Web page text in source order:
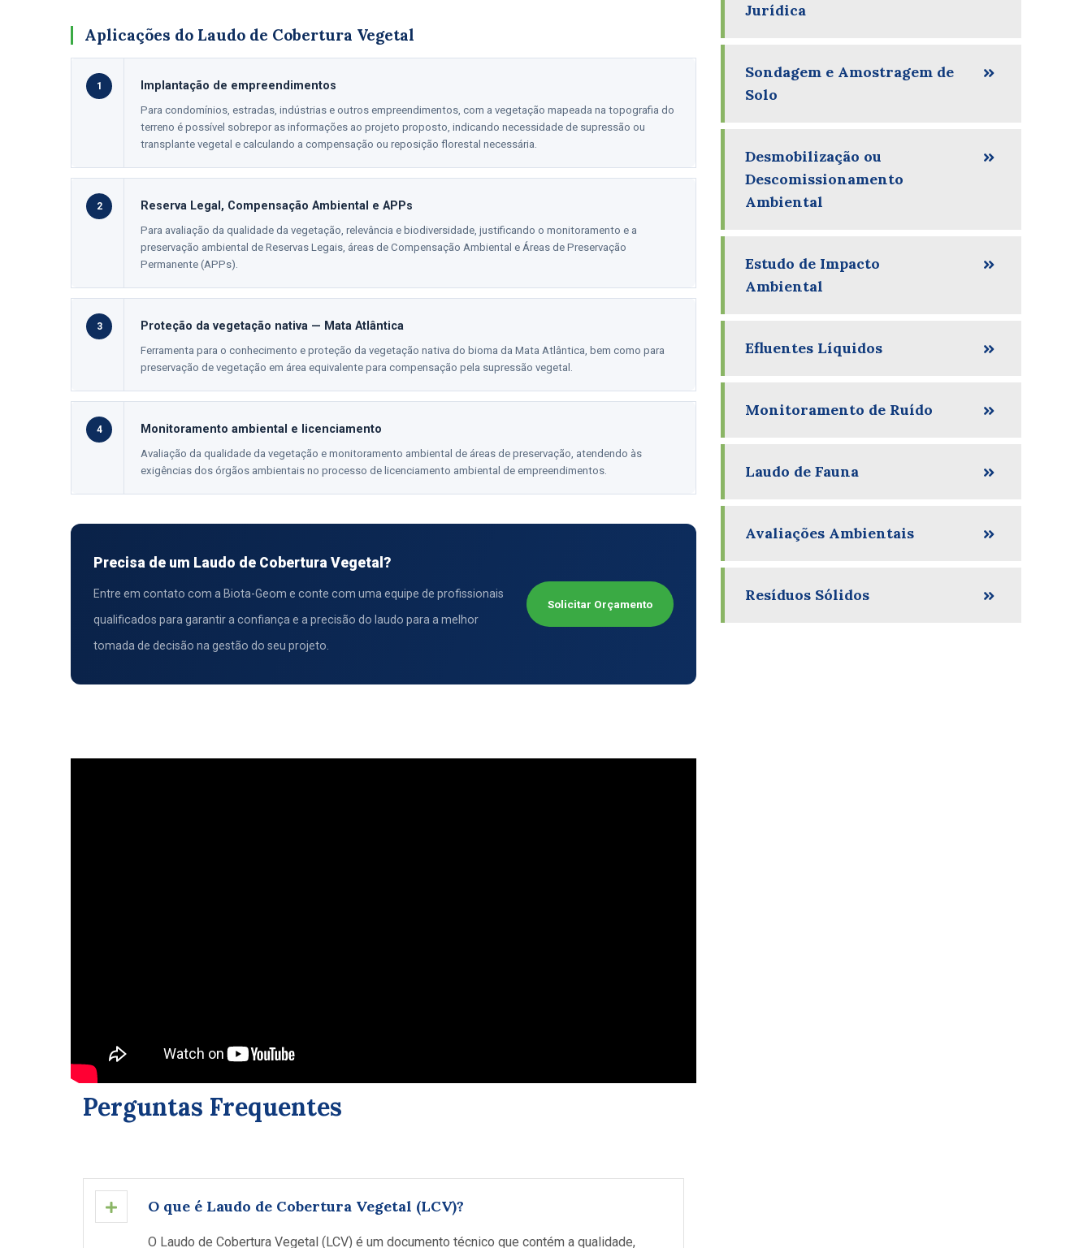
Aplicações do Laudo de Cobertura Vegetal
1 Implantação de empreendimentos
Para condomínios, estradas, indústrias e outros empreendimentos, com a vegetação mapeada na topografia do
terreno é possível sobrepor as informações ao projeto proposto, indicando necessidade de supressão ou
transplante vegetal e calculando a compensação ou reposição florestal necessária.
2 Reserva Legal, Compensação Ambiental e APPs
Para avaliação da qualidade da vegetação, relevância e biodiversidade, justificando o monitoramento e a
preservação ambiental de Reservas Legais, áreas de Compensação Ambiental e Áreas de Preservação
Permanente (APPs).
3 Proteção da vegetação nativa — Mata Atlântica
Ferramenta para o conhecimento e proteção da vegetação nativa do bioma da Mata Atlântica, bem como para
preservação de vegetação em área equivalente para compensação pela supressão vegetal.
4 Monitoramento ambiental e licenciamento
Avaliação da qualidade da vegetação e monitoramento ambiental de áreas de preservação, atendendo às
exigências dos órgãos ambientais no processo de licenciamento ambiental de empreendimentos.
Precisa de um Laudo de Cobertura Vegetal?
Entre em contato com a Biota-Geom e conte com uma equipe de profissionais
qualificados para garantir a confiança e a precisão do laudo para a melhor
tomada de decisão na gestão do seu projeto.
Solicitar Orçamento
Perguntas Frequentes
O que é Laudo de Cobertura Vegetal (LCV)?
O Laudo de Cobertura Vegetal (LCV) é um documento técnico que contém a qualidade,
Jurídica
Sondagem e Amostragem de
Solo
Desmobilização ou
Descomissionamento
Ambiental
Estudo de Impacto
Ambiental
Efluentes Líquidos
Monitoramento de Ruído
Laudo de Fauna
Avaliações Ambientais
Resíduos Sólidos